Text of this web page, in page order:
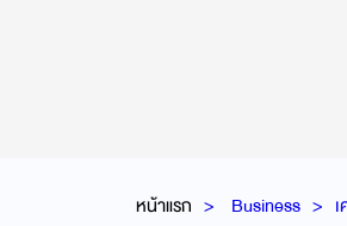
หน้าแรก Business